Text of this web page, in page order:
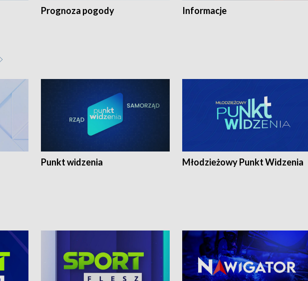
Prognoza pogody Informacje
Punkt widzenia Młodzieżowy Punkt Widzenia